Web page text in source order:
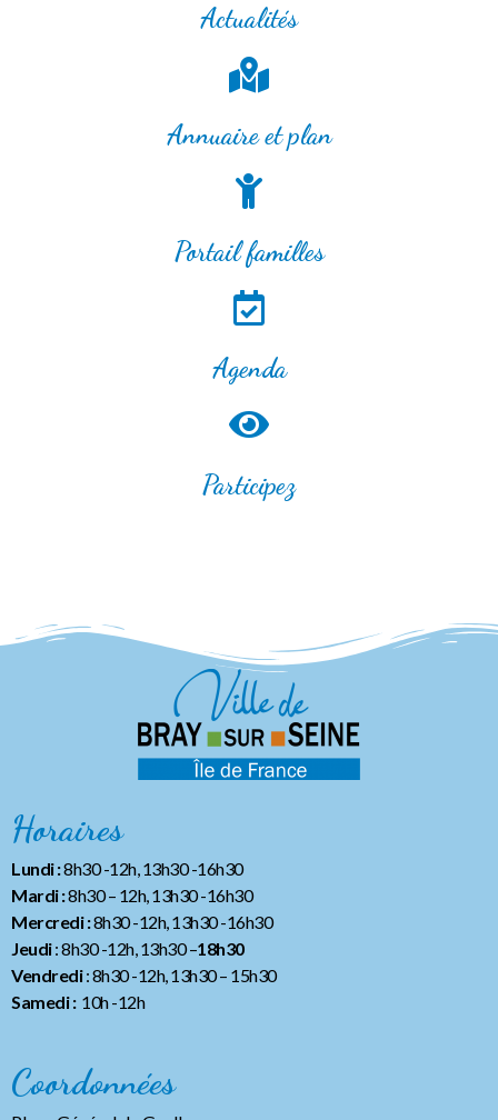
Actualités
Annuaire et plan
Portail familles
Agenda
Participez
Horaires
Lundi :8h30 -12h, 13h30 -16h30
Mardi :8h30 – 12h, 13h30 -16h30
Mercredi :8h30 -12h, 13h30 -16h30
Jeudi: 8h30 -12h, 13h30 –18h30
Vendredi: 8h30 -12h, 13h30– 15h30
Samedi :10h -12h
Coordonnées